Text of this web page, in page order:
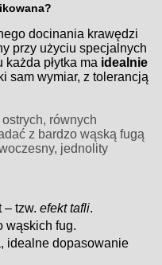
docinania krawędzi
przy użyciu specjalnych
płytka ma idealnie
sam wymiar, z tolerancją
równych
z bardzo wąską fugą
jednolity
– tzw.efekt tafli.
wąskich fug.
idealne dopasowanie